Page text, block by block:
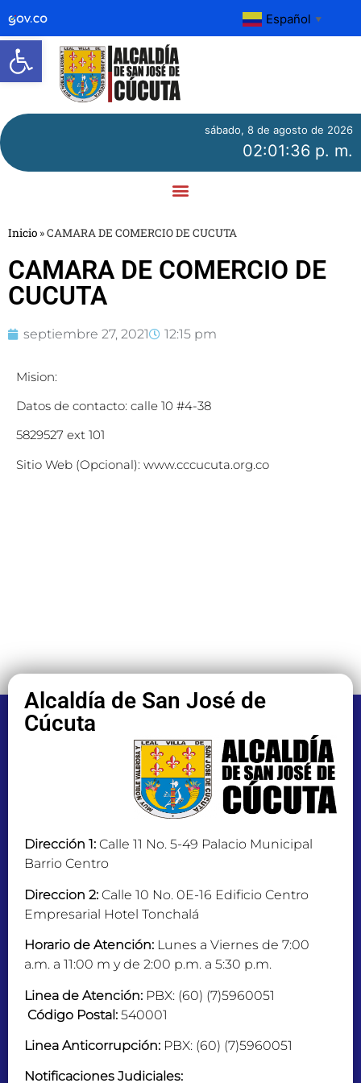
Abrir barra de herramientas
Español ▼
sábado, 8 de agosto de 2026
02:01:36 p. m.
Inicio »CAMARA DE COMERCIO DE CUCUTA
CAMARA DE COMERCIO DE
CUCUTA
septiembre 27, 2021 12:15 pm
Mision:
Datos de contacto: calle 10 #4-38
5829527 ext 101
Sitio Web (Opcional): www.cccucuta.org.co
Alcaldía de San José de
Cúcuta
Dirección 1: Calle 11 No. 5-49 Palacio Municipal
Barrio Centro
Direccion 2: Calle 10 No. 0E-16 Edificio Centro
Empresarial Hotel Tonchalá
Horario de Atención: Lunes a Viernes de 7:00
a.m. a 11:00 m y de 2:00 p.m. a 5:30 p.m.
Linea de Atención: PBX: (60) (7)5960051
Código Postal: 540001
Linea Anticorrupción: PBX: (60) (7)5960051
Notificaciones Judiciales: